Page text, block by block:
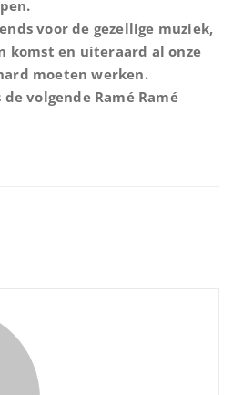
voor de gezellige muziek,
komst en uiteraard al onze
moeten werken.
volgende Ramé Ramé